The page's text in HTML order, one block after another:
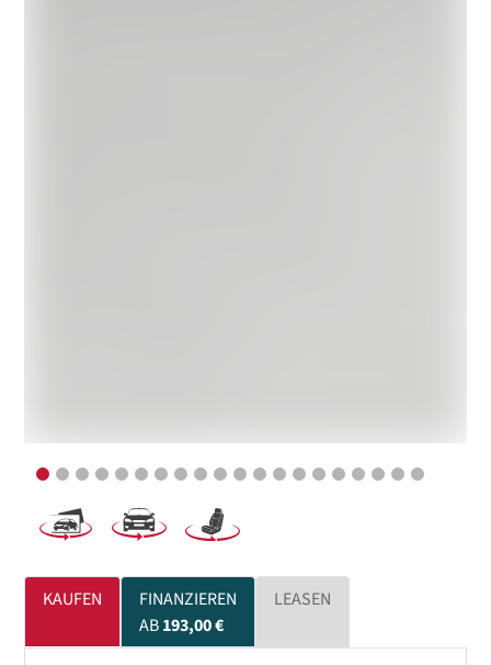
KAUFEN
FINANZIEREN
AB193,00 €
LEASEN